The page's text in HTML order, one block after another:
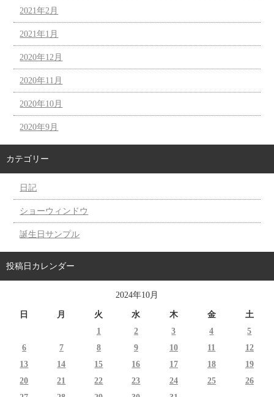
2021年2月
2021年1月
2020年12月
2020年11月
2020年10月
2020年9月
カテゴリー
日記
ショーウィンドウ
誕生日サンプル
投稿日カレンダー
2024年10月
日 月 火 水 木 金
土
1
2 3 4
5
6
7 8 9 10 11
12
13
14 15 16 17 18
19
20
21 22 23 24 25
26